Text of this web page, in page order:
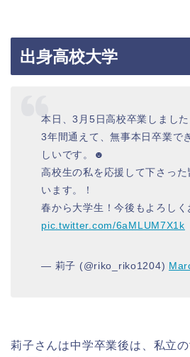
出身高校大学
本日、3月5日高校卒業しました
3年間通えて、無事本日卒業で
しいです。☻
高校生の私を応援して下さっ
います。！
春から大学生！今後もよろしく
pic.twitter.com/6aMLUM7X1k
— 莉子 (@riko_riko1204)
莉子さんは中学卒業後は、私立